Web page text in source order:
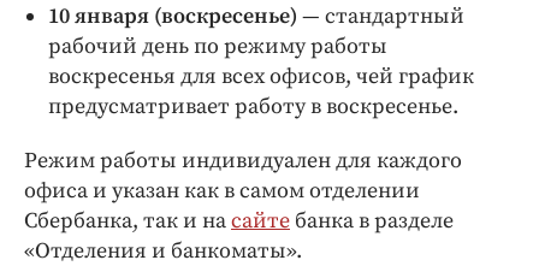
10 января (воскресенье) — стандартный
рабочий день по режиму работы
воскресенья для всех офисов, чей график
предусматривает работу в воскресенье.
Режим работы индивидуален для каждого
офиса и указан как в самом отделении
Сбербанка, так и насайте банка в разделе
«Отделения и банкоматы».